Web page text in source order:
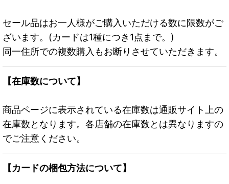
セール品はお一人様がご購入いただける数に限数がご
ざいます。(カードは1種につき1点まで。)
同一住所での複数購入もお断りさせていただきます。
【在庫数について】
商品ページに表示されている在庫数は通販サイト上の
在庫数となります。各店舗の在庫数とは異なりますの
でご注意ください。
【カードの梱包方法について】